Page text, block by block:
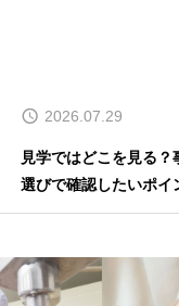
こを見る？事業所
したいポイント🔍